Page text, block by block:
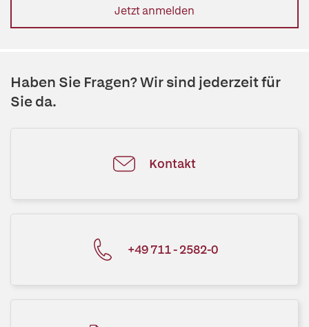
Jetzt anmelden
Haben Sie Fragen? Wir sind jederzeit für
Sie da.
Kontakt
+49 711 - 2582-0